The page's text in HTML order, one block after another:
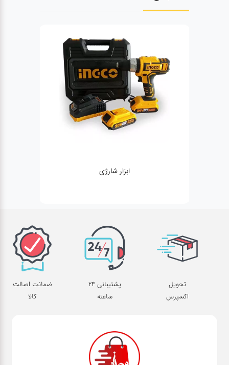
ژنراتور
تحویل
اکسپرس
پشتیبانی 24
ساعته
ضمانت اصالت
کالا